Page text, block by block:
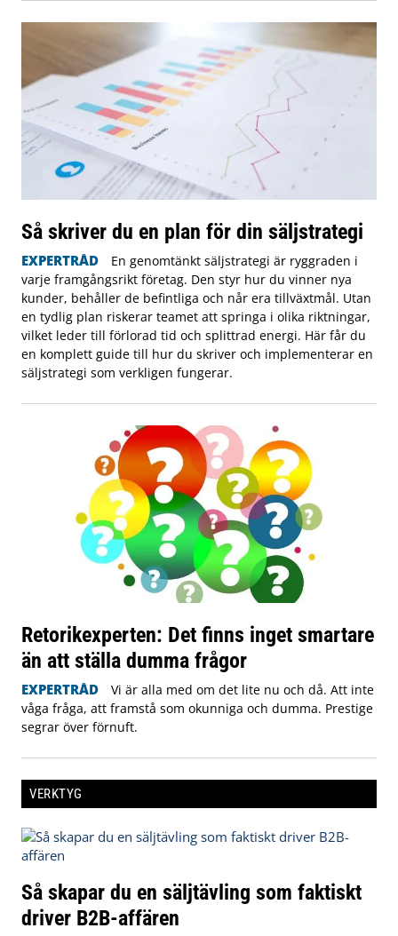
Så skriver du en plan för din säljstrategi
EXPERTRÅD
En genomtänkt säljstrategi är ryggraden i
varje framgångsrikt företag. Den styr hur du vinner nya
kunder, behåller de befintliga och når era tillväxtmål. Utan
en tydlig plan riskerar teamet att springa i olika riktningar,
vilket leder till förlorad tid och splittrad energi. Här får du
en komplett guide till hur du skriver och implementerar en
säljstrategi som verkligen fungerar.
Retorikexperten: Det finns inget smartare
än att ställa dumma frågor
EXPERTRÅD
Vi är alla med om det lite nu och då. Att inte
våga fråga, att framstå som okunniga och dumma. Prestige
segrar över förnuft.
VERKTYG
Så skapar du en säljtävling som faktiskt
driver B2B-affären